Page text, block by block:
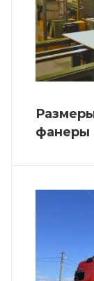
фанеры